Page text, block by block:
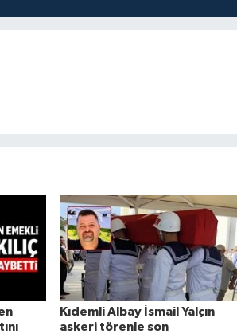
Kıdemli Albay İsmail Yalçın
askeri törenle son